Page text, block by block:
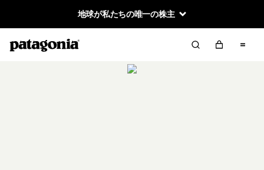
地球が私たちの唯一の株主